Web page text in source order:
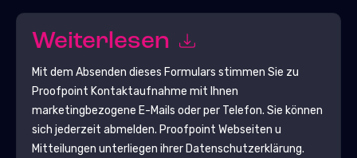
Weiterlesen
Mit dem Absenden dieses Formulars stimmen Sie zu
Proofpoint Kontaktaufnahme mit Ihnen
marketingbezogene E-Mails oder per Telefon. Sie können
sich jederzeit abmelden. Proofpoint Webseiten u
Mitteilungen unterliegen ihrer Datenschutzerklärung.